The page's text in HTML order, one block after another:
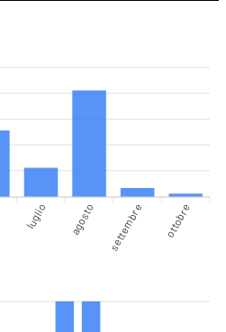
luglio agosto settembre ottobre